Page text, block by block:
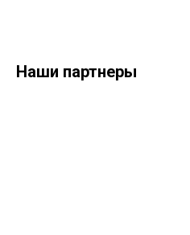
Наши партнеры